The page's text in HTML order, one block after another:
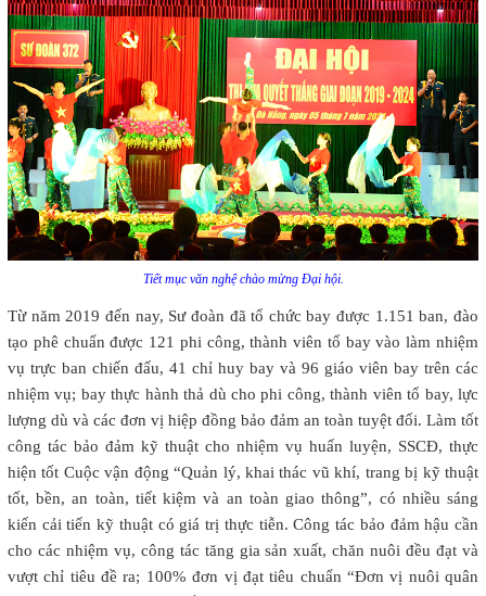
Tiết mục văn nghệ chào mừng Đại hội.
Từ năm 2019 đến nay, Sư đoàn đã tổ chức bay được 1.151 ban, đào
tạo phê chuẩn được 121 phi công, thành viên tổ bay vào làm nhiệm
vụ trực ban chiến đấu, 41 chỉ huy bay và 96 giáo viên bay trên các
nhiệm vụ; bay thực hành thả dù cho phi công, thành viên tổ bay, lực
lượng dù và các đơn vị hiệp đồng bảo đảm an toàn tuyệt đối. Làm tốt
công tác bảo đảm kỹ thuật cho nhiệm vụ huấn luyện, SSCĐ, thực
hiện tốt Cuộc vận động “Quản lý, khai thác vũ khí, trang bị kỹ thuật
tốt, bền, an toàn, tiết kiệm và an toàn giao thông”, có nhiều sáng
kiến cải tiến kỹ thuật có giá trị thực tiễn. Công tác bảo đảm hậu cần
cho các nhiệm vụ, công tác tăng gia sản xuất, chăn nuôi đều đạt và
vượt chỉ tiêu đề ra; 100% đơn vị đạt tiêu chuẩn “Đơn vị nuôi quân